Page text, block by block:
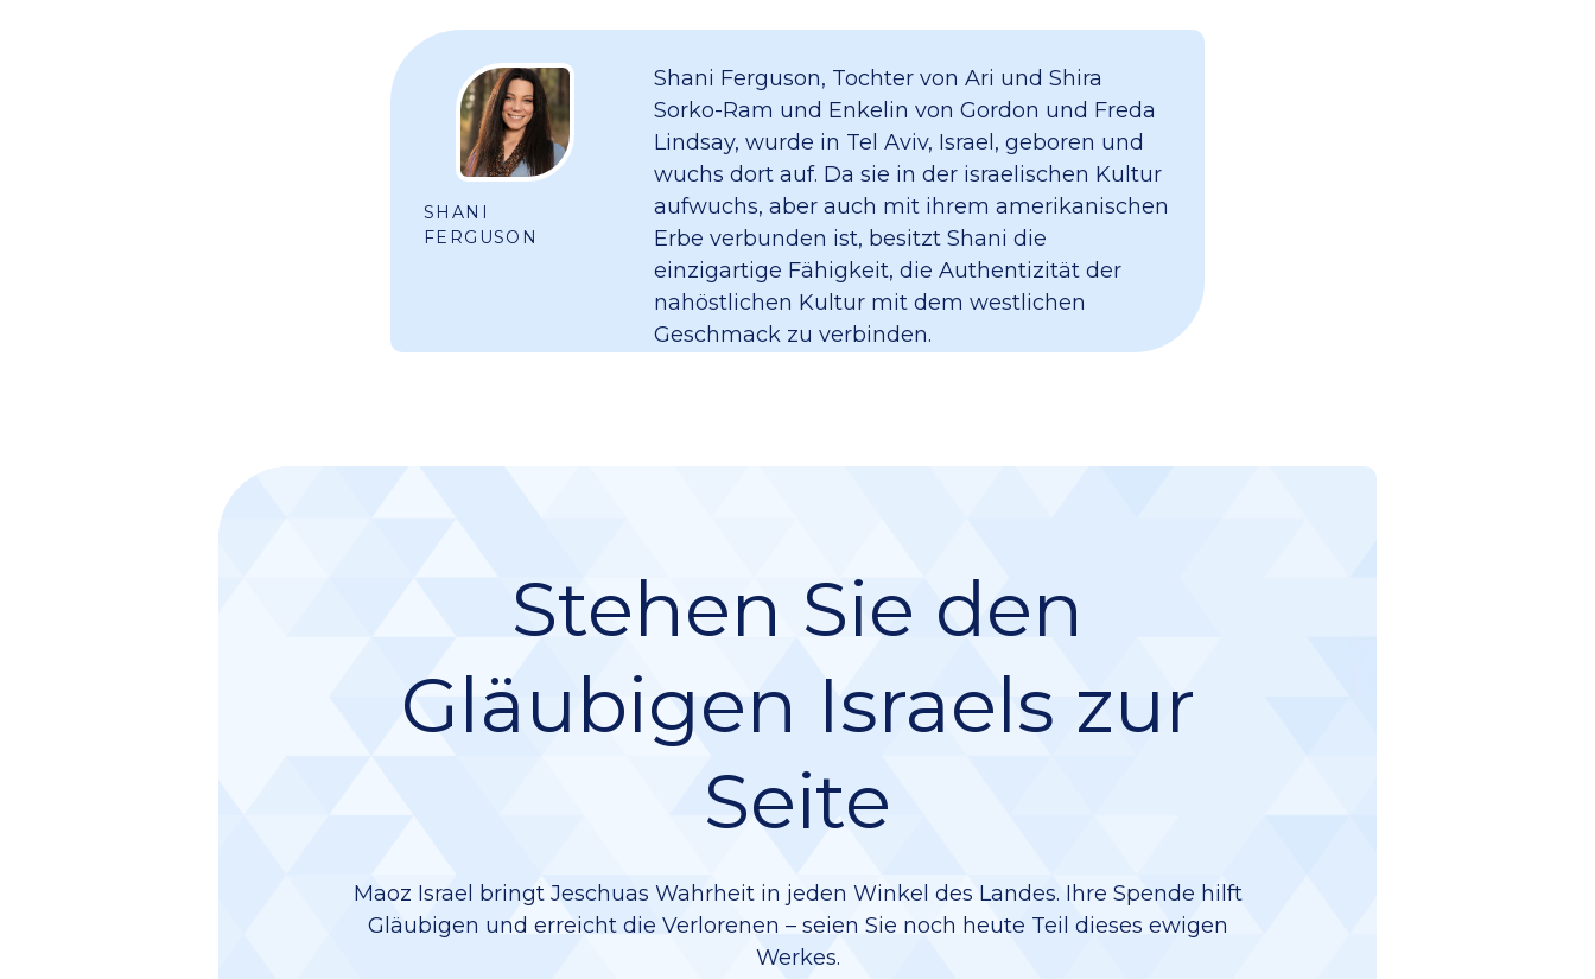
SHANI
FERGUSON
Shani Ferguson, Tochter von Ari und Shira
Sorko-Ram und Enkelin von Gordon und Freda
Lindsay, wurde in Tel Aviv, Israel, geboren und
wuchs dort auf. Da sie in der israelischen Kultur
aufwuchs, aber auch mit ihrem amerikanischen
Erbe verbunden ist, besitzt Shani die
einzigartige Fähigkeit, die Authentizität der
nahöstlichen Kultur mit dem westlichen
Geschmack zu verbinden.
Stehen Sie den
Gläubigen Israels zur
Seite
Maoz Israel bringt Jeschuas Wahrheit in jeden Winkel des Landes. Ihre Spende hilft
Gläubigen und erreicht die Verlorenen – seien Sie noch heute Teil dieses ewigen
Werkes.